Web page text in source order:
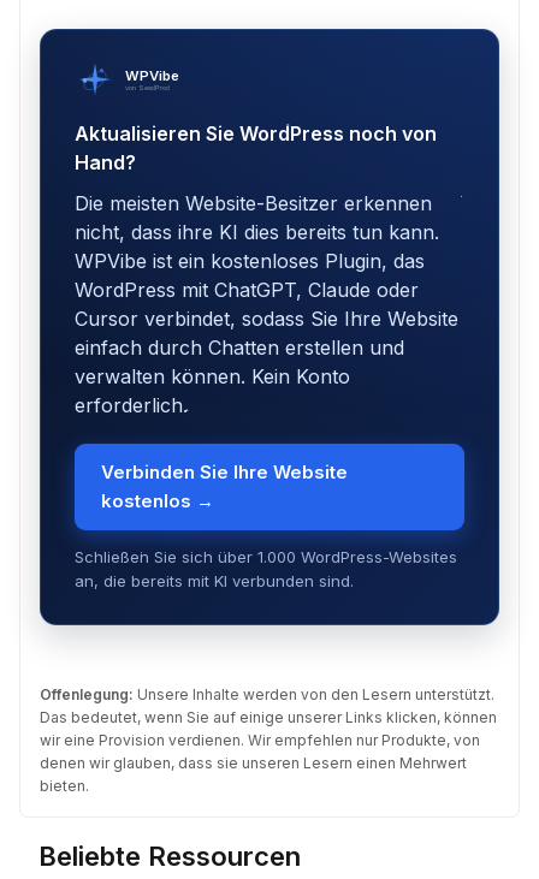
WPVibe
von SeedProd
Aktualisieren Sie WordPress noch von
Hand?
Die meisten Website-Besitzer erkennen
nicht, dass ihre KI dies bereits tun kann.
WPVibe ist ein kostenloses Plugin, das
WordPress mit ChatGPT, Claude oder
Cursor verbindet, sodass Sie Ihre Website
einfach durch Chatten erstellen und
verwalten können. Kein Konto
erforderlich.
Verbinden Sie Ihre Website
kostenlos →
Schließen Sie sich über 1.000 WordPress-Websites
an, die bereits mit KI verbunden sind.
Offenlegung: Unsere Inhalte werden von den Lesern unterstützt.
Das bedeutet, wenn Sie auf einige unserer Links klicken, können
wir eine Provision verdienen. Wir empfehlen nur Produkte, von
denen wir glauben, dass sie unseren Lesern einen Mehrwert
bieten.
Beliebte Ressourcen